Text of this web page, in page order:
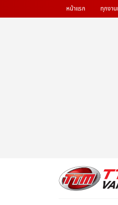
หน้าแรก ทุกงา